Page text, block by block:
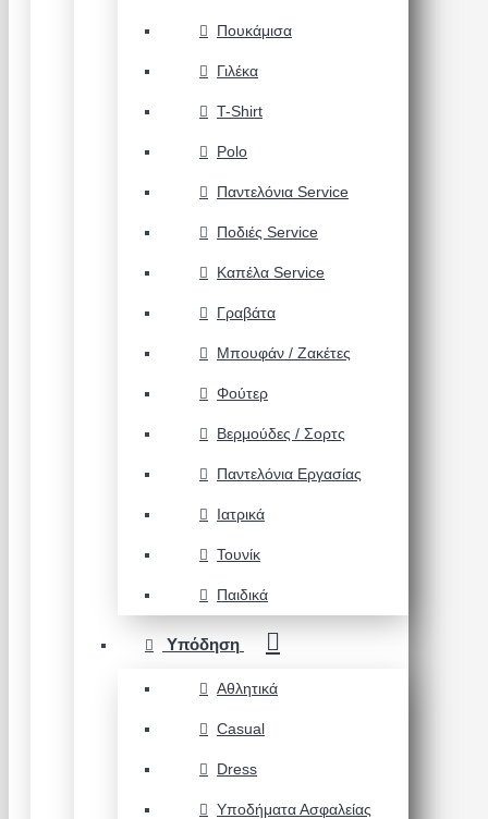
Πουκάμισα
Γιλέκα
T-Shirt
Polo
Παντελόνια Service
Ποδιές Service
Καπέλα Service
Γραβάτα
Μπουφάν / Ζακέτες
Φούτερ
Βερμούδες / Σορτς
Παντελόνια Εργασίας
Ιατρικά
Τουνίκ
Παιδικά
Υπόδηση
Αθλητικά
Casual
Dress
Υποδήματα Ασφαλείας